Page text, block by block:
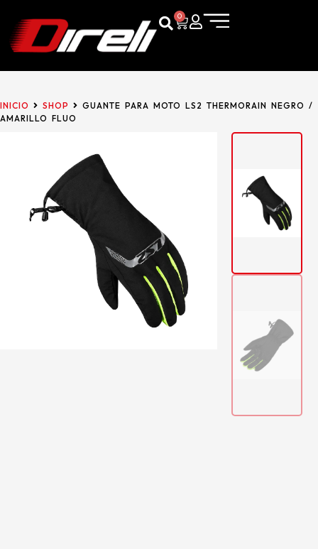
0
INICIO SHOP
GUANTE PARA MOTO LS2 THERMORAIN NEGRO /
AMARILLO FLUO